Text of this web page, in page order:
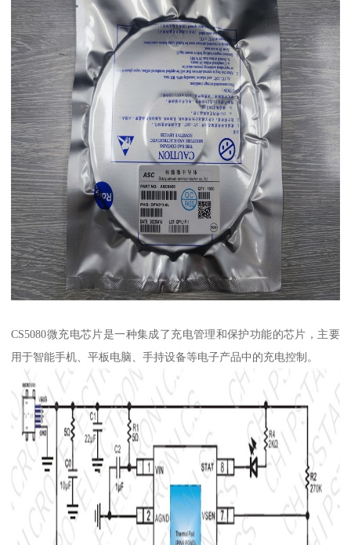
CS5080微充电芯片是一种集成了充电管理和保护功能的芯片，主要
用于智能手机、平板电脑、手持设备等电子产品中的充电控制。